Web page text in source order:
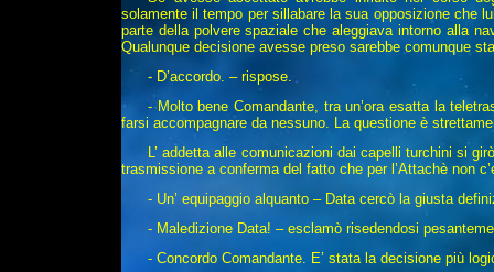
solamente il tempo per sillabare la sua opposizione che
parte della polvere spaziale che aleggiava intorno alla
Qualunque decisione avesse preso sarebbe comunque
- D’accordo. – rispose.
- Molto bene Comandante, tra un’ora esatta la
farsi accompagnare da nessuno. La questione è
L’ addetta alle comunicazioni dai capelli turchini si
trasmissione a conferma del fatto che per l’Attachè non
- Un’ equipaggio alquanto – Data cercò la giusta
- Maledizione Data! – esclamò risedendosi
- Concordo Comandante. E’ stata la decisione più